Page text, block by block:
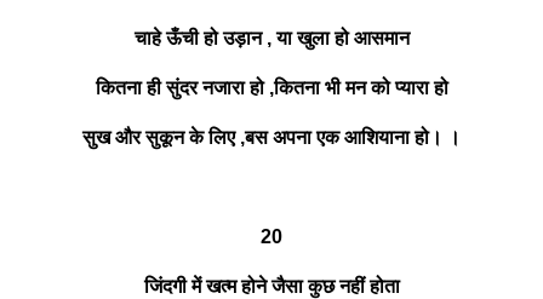
चाहे ऊँची हो उड़ान , या खुला हो आसमान
कितना ही सुंदर नजारा हो ,कितना भी मन को प्यारा हो
सुख और सुकून के लिए ,बस अपना एक आशियाना हो। ।
20
जिंदगी में खत्म होने जैसा कुछ नहीं होता